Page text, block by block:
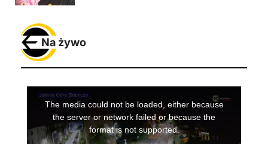
Na żywo